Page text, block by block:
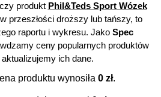
produkt Phil&Teds Sport Wózek
przeszłości droższy lub tańszy, to
raportu i wykresu. Jako Spec
ceny popularnych produktów
ich dane.
produktu wynosiła 0 zł.